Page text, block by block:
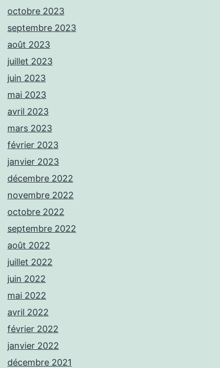
octobre 2023
septembre 2023
août 2023
juillet 2023
juin 2023
mai 2023
avril 2023
mars 2023
février 2023
janvier 2023
décembre 2022
novembre 2022
octobre 2022
septembre 2022
août 2022
juillet 2022
juin 2022
mai 2022
avril 2022
février 2022
janvier 2022
décembre 2021